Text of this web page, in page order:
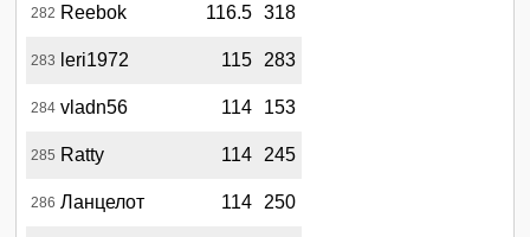
282 Reebok 116.5 318
283 leri1972 115 283
284 vladn56 114 153
285 Ratty 114 245
286 Ланцелот 114 250